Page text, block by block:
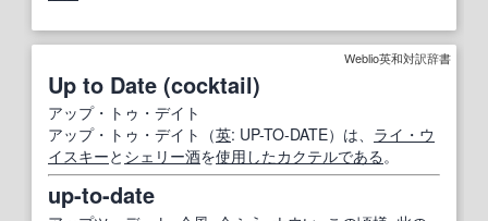
Weblio英和対訳辞書
Up to Date (cocktail)
アップ・トゥ・デイト
アップ・トゥ・デイト（英: UP-TO-DATE）は、 ライ・ウ
イスキーと シェリー酒を使用したカクテルである。
up-to-date